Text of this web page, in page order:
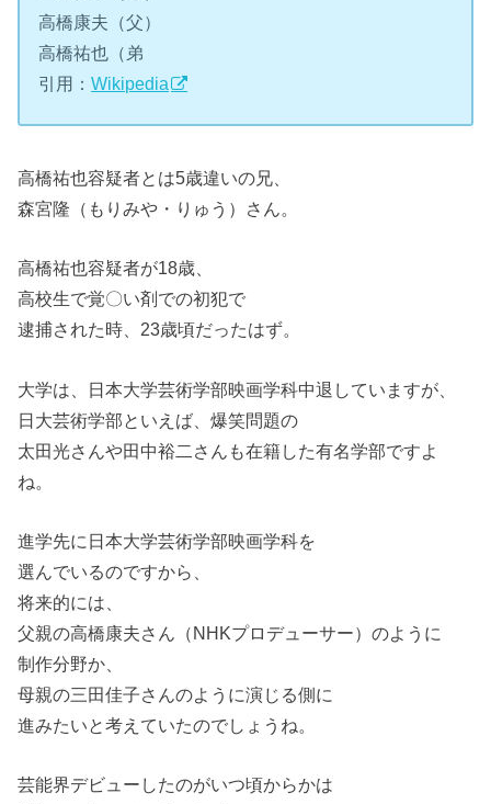
高橋康夫（父）
高橋祐也（弟
引用：Wikipedia
高橋祐也容疑者とは5歳違いの兄、
森宮隆（もりみや・りゅう）さん。
高橋祐也容疑者が18歳、
高校生で覚〇い剤での初犯で
逮捕された時、23歳頃だったはず。
大学は、日本大学芸術学部映画学科中退していますが、
日大芸術学部といえば、爆笑問題の
太田光さんや田中裕二さんも在籍した有名学部ですよ
ね。
進学先に日本大学芸術学部映画学科を
選んでいるのですから、
将来的には、
父親の高橋康夫さん（NHKプロデューサー）のように
制作分野か、
母親の三田佳子さんのように演じる側に
進みたいと考えていたのでしょうね。
芸能界デビューしたのがいつ頃からかは